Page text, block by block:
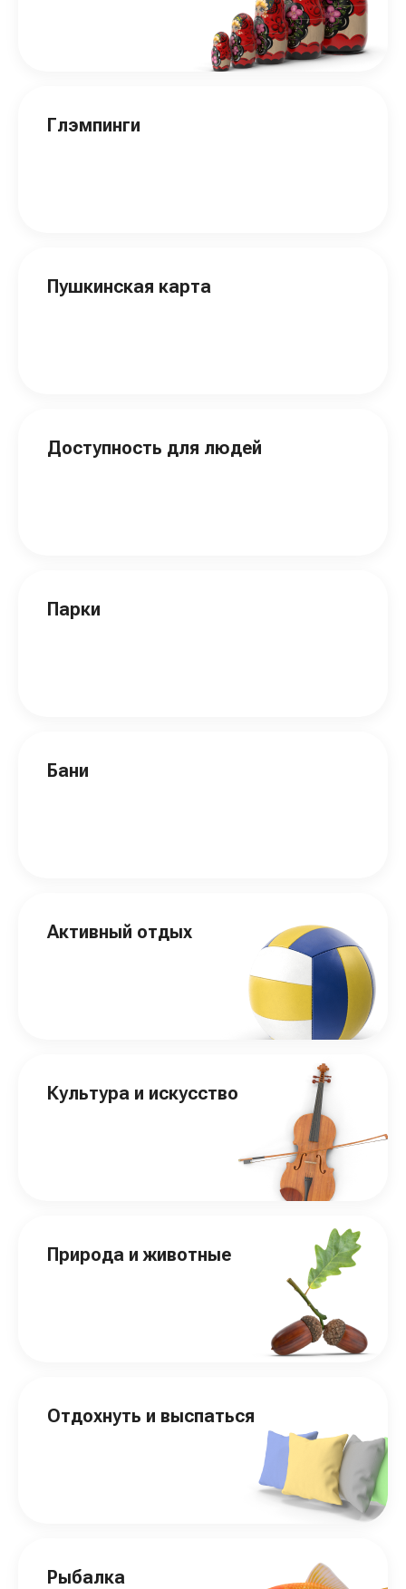
Глэмпинги
Пушкинская карта
Доступность для людей
Парки
Бани
Активный отдых
Культура и искусство
Природа и животные
Отдохнуть и выспаться
Рыбалка